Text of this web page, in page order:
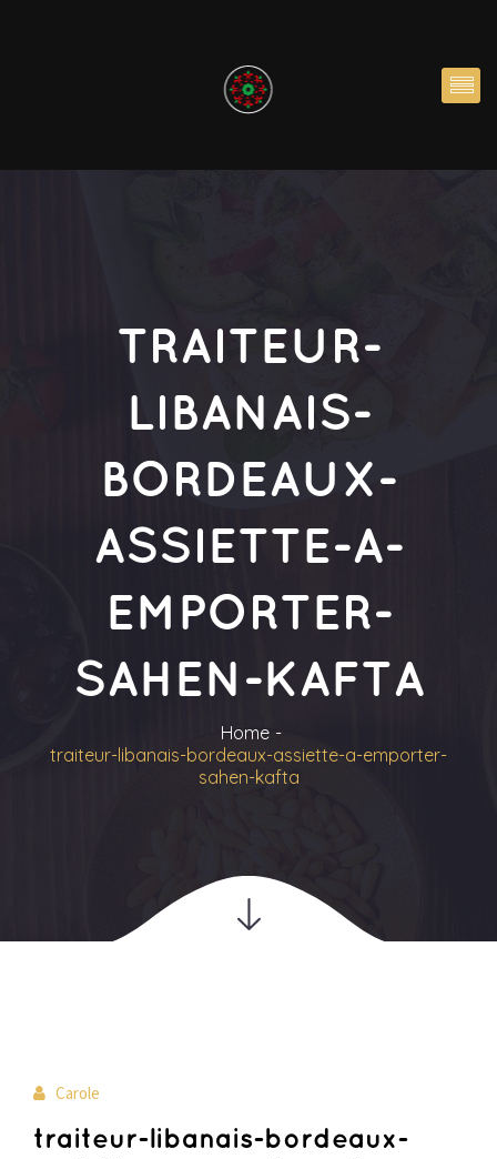
TRAITEUR-
LIBANAIS-
BORDEAUX-
ASSIETTE-A-
EMPORTER-
SAHEN-KAFTA
Home
traiteur-libanais-bordeaux-assiette-a-emporter-
sahen-kafta
Carole
traiteur-libanais-bordeaux-